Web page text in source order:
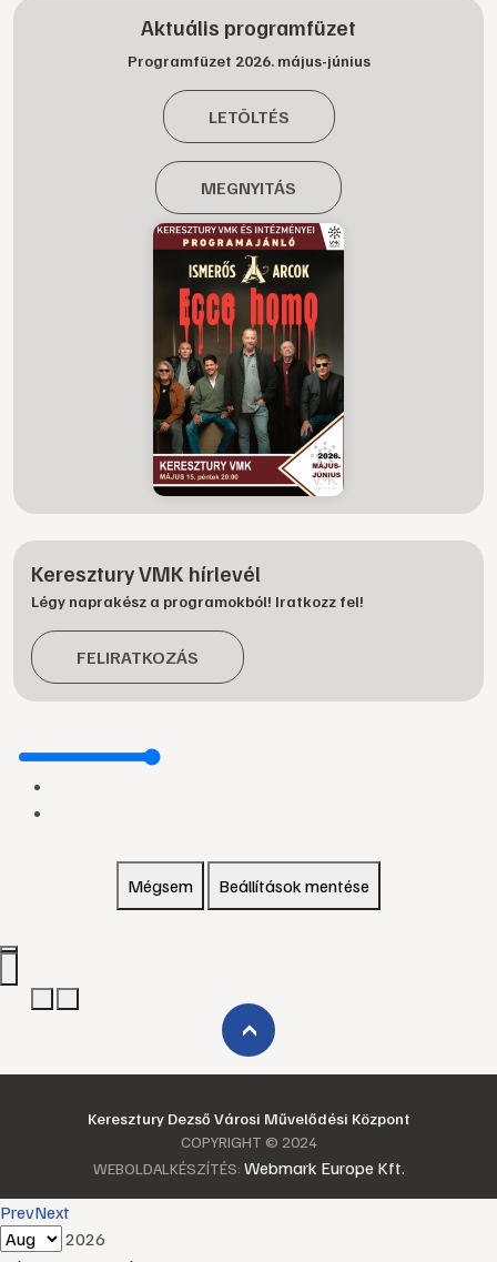
Aktuális programfüzet
Programfüzet 2026. május-június
LETÖLTÉS
MEGNYITÁS
Keresztury VMK hírlevél
Légy naprakész a programokból! Iratkozz fel!
FELIRATKOZÁS
Mégsem Beállítások mentése
›
Keresztury Dezső Városi Művelődési Központ
COPYRIGHT © 2024
WEBOLDALKÉSZÍTÉS: Webmark Europe Kft.
PrevNext
2026